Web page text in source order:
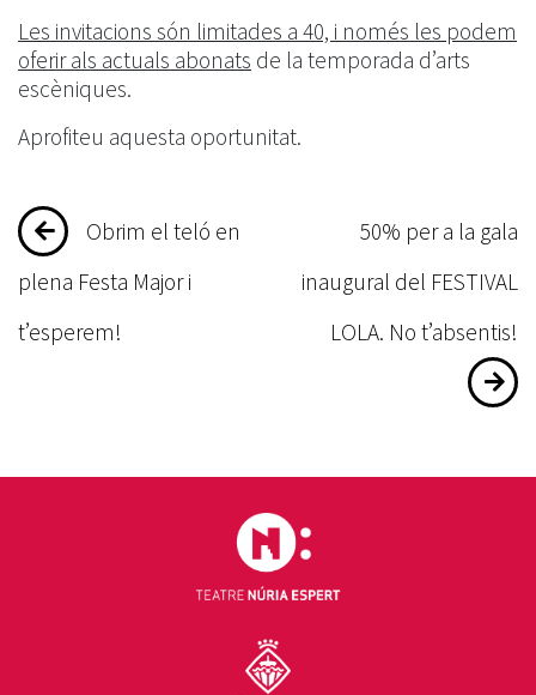
Les invitacions són limitades a 40, i només les podem
oferir als actuals abonats de la temporada d’arts
escèniques.
Aprofiteu aquesta oportunitat.
Navegació
d'entrades
Obrim el teló en
plena Festa Major i
t’esperem!
50% per a la gala
inaugural del FESTIVAL
LOLA. No t’absentis!